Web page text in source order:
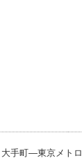
手町―東京メト